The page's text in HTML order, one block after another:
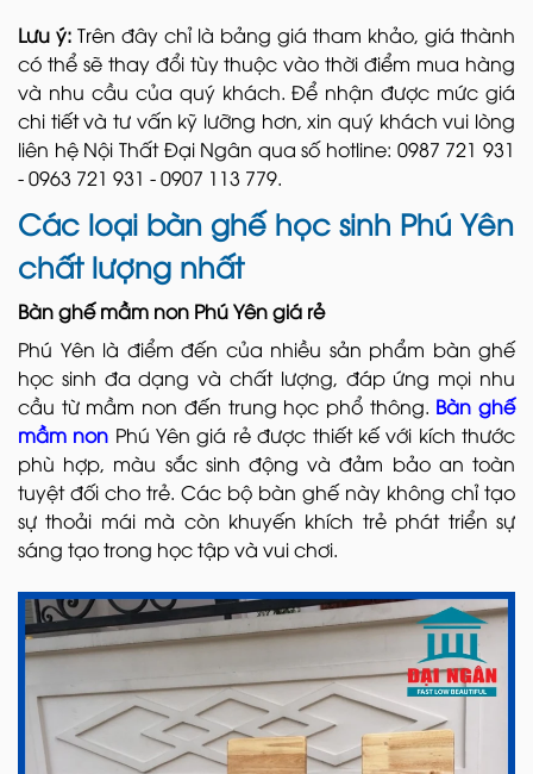
Lưu ý: Trên đây chỉ là bảng giá tham khảo, giá thành
có thể sẽ thay đổi tùy thuộc vào thời điểm mua hàng
và nhu cầu của quý khách. Để nhận được mức giá
chi tiết và tư vấn kỹ lưỡng hơn, xin quý khách vui lòng
liên hệ Nội Thất Đại Ngân qua số hotline: 0987 721 931
- 0963 721 931 - 0907 113 779.
Các loại bàn ghế học sinh Phú Yên
chất lượng nhất
Bàn ghế mầm non Phú Yên giá rẻ
Phú Yên là điểm đến của nhiều sản phẩm bàn ghế
học sinh đa dạng và chất lượng, đáp ứng mọi nhu
cầu từ mầm non đến trung học phổ thông. Bàn ghế
mầm non Phú Yên giá rẻ được thiết kế với kích thước
phù hợp, màu sắc sinh động và đảm bảo an toàn
tuyệt đối cho trẻ. Các bộ bàn ghế này không chỉ tạo
sự thoải mái mà còn khuyến khích trẻ phát triển sự
sáng tạo trong học tập và vui chơi.